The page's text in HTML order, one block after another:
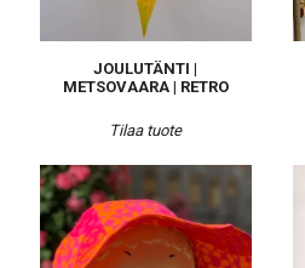
JOULUTÄNTI |
METSOVAARA | RETRO
Tilaa tuote